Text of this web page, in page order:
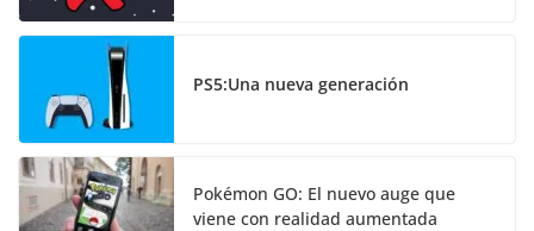
PS5:Una nueva generación
Pokémon GO: El nuevo auge que
viene con realidad aumentada